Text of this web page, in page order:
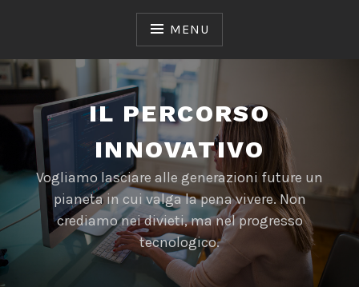
MENU
IL PERCORSO
INNOVATIVO
Vogliamo lasciare alle generazioni future un
pianeta in cui valga la pena vivere. Non
crediamo nei divieti, ma nel progresso
tecnologico.